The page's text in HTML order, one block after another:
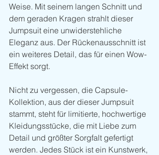
Weise. Mit seinem langen Schnitt und
dem geraden Kragen strahlt dieser
Jumpsuit eine unwiderstehliche
Eleganz aus. Der Rückenausschnitt ist
ein weiteres Detail, das für einen Wow-
Effekt sorgt.
Nicht zu vergessen, die Capsule-
Kollektion, aus der dieser Jumpsuit
stammt, steht für limitierte, hochwertige
Kleidungsstücke, die mit Liebe zum
Detail und größter Sorgfalt gefertigt
werden. Jedes Stück ist ein Kunstwerk,